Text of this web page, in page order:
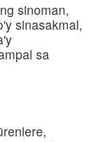
sinoman,
sinasakmal,
sa